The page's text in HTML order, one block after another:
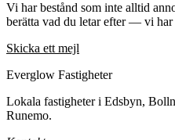
Vi har bestånd som inte alltid
berätta vad du letar efter — vi har
Skicka ett mejl
Everglow Fastigheter
Lokala fastigheter i Edsbyn,
Runemo.